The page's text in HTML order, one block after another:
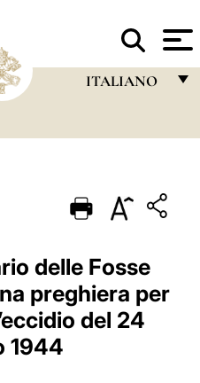
ITALIANO
PORTUGUÊS
ESPAÑOL
DEUTSCH
POLSKI
delle Fosse
preghiera per
del 24
1944